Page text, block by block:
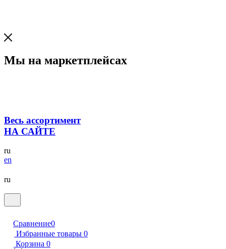
Мы на маркетплейсах
Весь ассортимент
НА САЙТЕ
ru
en
ru
Сравнение0
Избранные товары 0
Корзина 0